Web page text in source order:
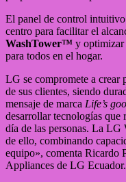
El panel de control intuitivo
centro para facilitar el
WashTower™ y optimizar
para todos en el hogar.
LG se compromete a crear
de sus clientes, siendo
mensaje de marca Life’s
desarrollar tecnologías que
día de las personas. La
de ello, combinando
equipo», comenta Ricardo
Appliances de LG Ecuador.